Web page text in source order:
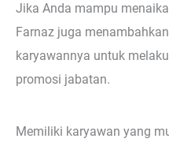
Jika Anda mampu
Farnaz juga
karyawannya untuk
promosi jabatan.
Memiliki karyawan yang